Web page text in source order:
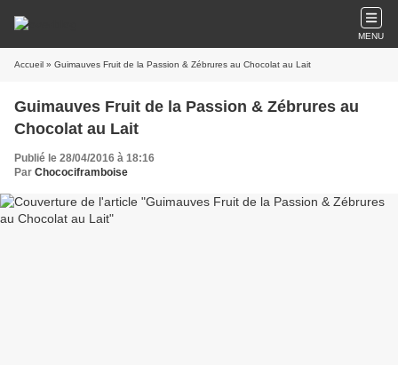
MENU
Accueil » Guimauves Fruit de la Passion & Zébrures au Chocolat au Lait
Guimauves Fruit de la Passion & Zébrures au
Chocolat au Lait
Publié le 28/04/2016 à 18:16
Par Chocociframboise